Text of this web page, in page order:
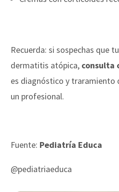
Recuerda: si sospechas que
dermatitis atópica, consulta
es diagnóstico y traramiento
un profesional.
Fuente: Pediatría Educa
@pediatriaeduca